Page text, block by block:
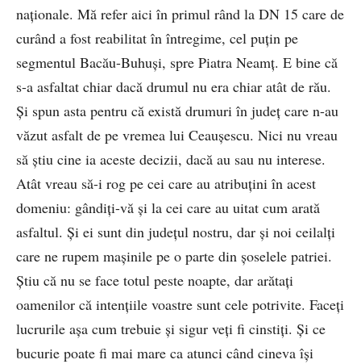
naționale. Mă refer aici în primul rând la DN 15 care de
curând a fost reabilitat în întregime, cel puțin pe
segmentul Bacău-Buhuși, spre Piatra Neamț. E bine că
s-a asfaltat chiar dacă drumul nu era chiar atât de rău.
Și spun asta pentru că există drumuri în județ care n-au
văzut asfalt de pe vremea lui Ceaușescu. Nici nu vreau
să știu cine ia aceste decizii, dacă au sau nu interese.
Atât vreau să-i rog pe cei care au atribuțini în acest
domeniu: gândiți-vă și la cei care au uitat cum arată
asfaltul. Și ei sunt din județul nostru, dar și noi ceilalți
care ne rupem mașinile pe o parte din șoselele patriei.
Știu că nu se face totul peste noapte, dar arătați
oamenilor că intențiile voastre sunt cele potrivite. Faceți
lucrurile așa cum trebuie și sigur veți fi cinstiți. Și ce
bucurie poate fi mai mare ca atunci când cineva își